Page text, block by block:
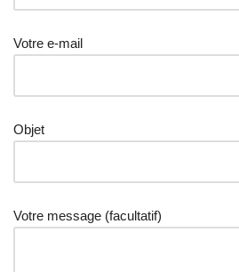
Votre e-mail
Objet
Votre message (facultatif)